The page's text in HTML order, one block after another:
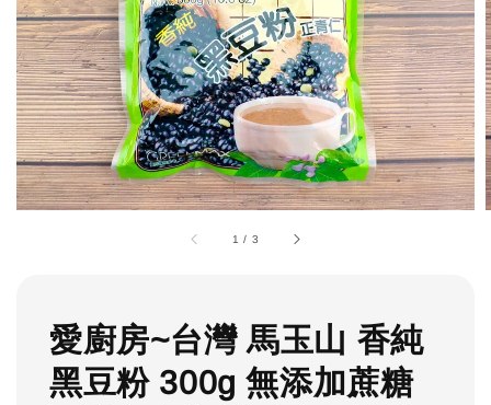
1 / 3
愛廚房~台灣 馬玉山 香純
黑豆粉 300g 無添加蔗糖